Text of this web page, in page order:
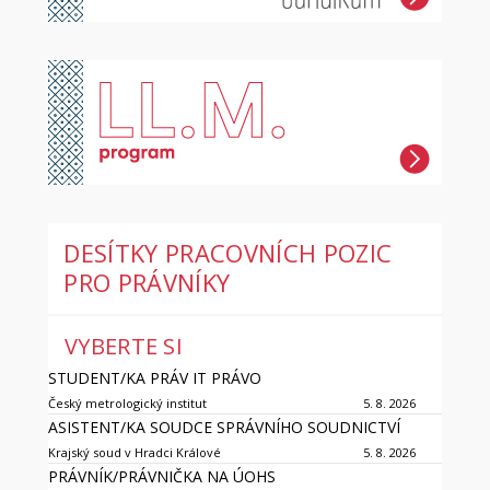
DESÍTKY PRACOVNÍCH POZIC
PRO PRÁVNÍKY
VYBERTE SI
STUDENT/KA PRÁV IT PRÁVO
Český metrologický institut 5. 8. 2026
ASISTENT/KA SOUDCE SPRÁVNÍHO SOUDNICTVÍ
Krajský soud v Hradci Králové 5. 8. 2026
PRÁVNÍK/PRÁVNIČKA NA ÚOHS